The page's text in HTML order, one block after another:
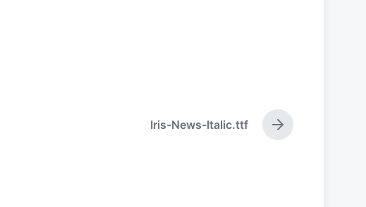
下
篇
Iris-News-Italic.ttf